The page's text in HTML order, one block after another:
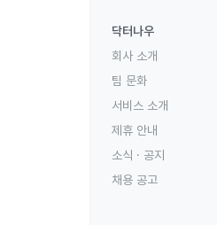
닥터나우
회사 소개
팀 문화
서비스 소개
제휴 안내
소식 · 공지
채용 공고